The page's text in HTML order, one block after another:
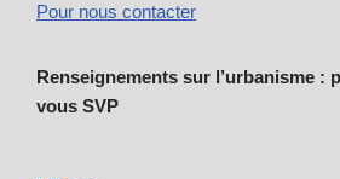
Pour nous contacter
Renseignements sur l’urbanisme :
vous SVP